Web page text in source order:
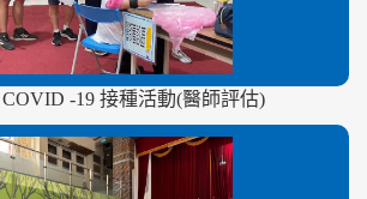
-19 接種活動(醫師評估)